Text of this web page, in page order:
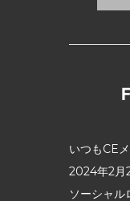
いつもCE
2024年2月
ソーシャ